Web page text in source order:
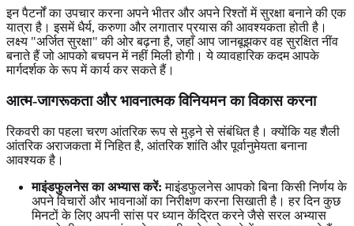
इन पैटर्नों का उपचार करना अपने भीतर और अपने रिश्तों में सुरक्षा बनाने की एक
यात्रा है। इसमें धैर्य, करुणा और लगातार प्रयास की आवश्यकता होती है।
लक्ष्य "अर्जित सुरक्षा" की ओर बढ़ना है, जहाँ आप जानबूझकर वह सुरक्षित नींव
बनाते हैं जो आपको बचपन में नहीं मिली होगी। ये व्यावहारिक कदम आपके
मार्गदर्शक के रूप में कार्य कर सकते हैं।
आत्म-जागरूकता और भावनात्मक विनियमन का विकास करना
रिकवरी का पहला चरण आंतरिक रूप से मुड़ने से संबंधित है। क्योंकि यह शैली
आंतरिक अराजकता में निहित है, आंतरिक शांति और पूर्वानुमेयता बनाना
आवश्यक है।
माइंडफुलनेस का अभ्यास करें: माइंडफुलनेस आपको बिना किसी निर्णय के
अपने विचारों और भावनाओं का निरीक्षण करना सिखाती है। हर दिन कुछ
मिनटों के लिए अपनी सांस पर ध्यान केंद्रित करने जैसे सरल अभ्यास